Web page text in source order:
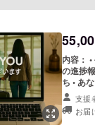
内容： • 手書きのお礼の手紙 • 活動
の進捗
ち • あなたの支援がどれほど大切
か、ど
えします 形式： A4白紙の手
送）
支援
お届